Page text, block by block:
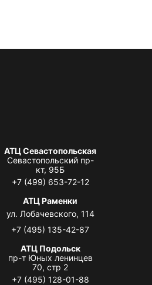
АТЦ Севастопольская
Севастопольский пр-
кт, 95Б
+7 (499) 653-72-12
АТЦ Раменки
ул. Лобачевского, 114
+7 (495) 135-42-87
АТЦ Подольск
пр-т Юных ленинцев
70, стр 2
+7 (495) 128-01-88